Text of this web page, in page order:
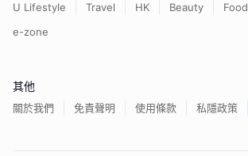
U Lifestyle Travel HK Beauty Food
e-zone
其他
關於我們 免責聲明 使用條款 私隱政策